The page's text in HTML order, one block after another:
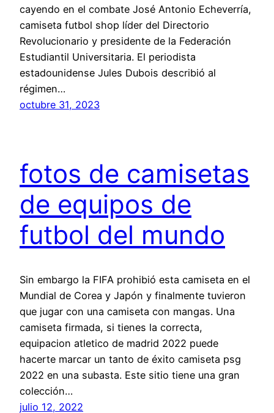
cayendo en el combate José Antonio Echeverría,
camiseta futbol shop líder del Directorio
Revolucionario y presidente de la Federación
Estudiantil Universitaria. El periodista
estadounidense Jules Dubois describió al
régimen…
octubre 31, 2023
fotos de camisetas
de equipos de
futbol del mundo
Sin embargo la FIFA prohibió esta camiseta en el
Mundial de Corea y Japón y finalmente tuvieron
que jugar con una camiseta con mangas. Una
camiseta firmada, si tienes la correcta,
equipacion atletico de madrid 2022 puede
hacerte marcar un tanto de éxito camiseta psg
2022 en una subasta. Este sitio tiene una gran
colección…
julio 12, 2022